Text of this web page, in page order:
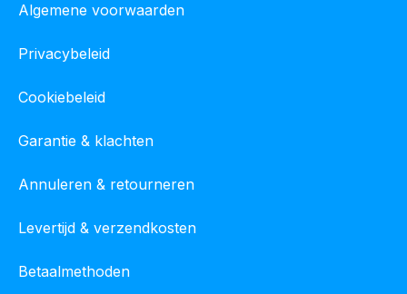
Algemene voorwaarden
Privacybeleid
Cookiebeleid
Garantie & klachten
Annuleren & retourneren
Levertijd & verzendkosten
Betaalmethoden